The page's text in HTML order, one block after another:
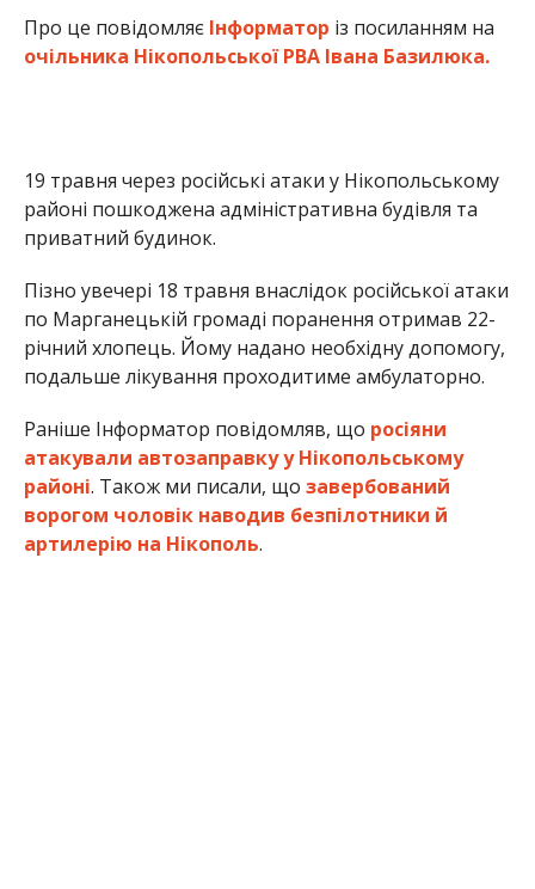
подальше лікування проходитиме амбулаторно.
ворогом чоловік наводив безпілотники й
артилерію на Нікополь.